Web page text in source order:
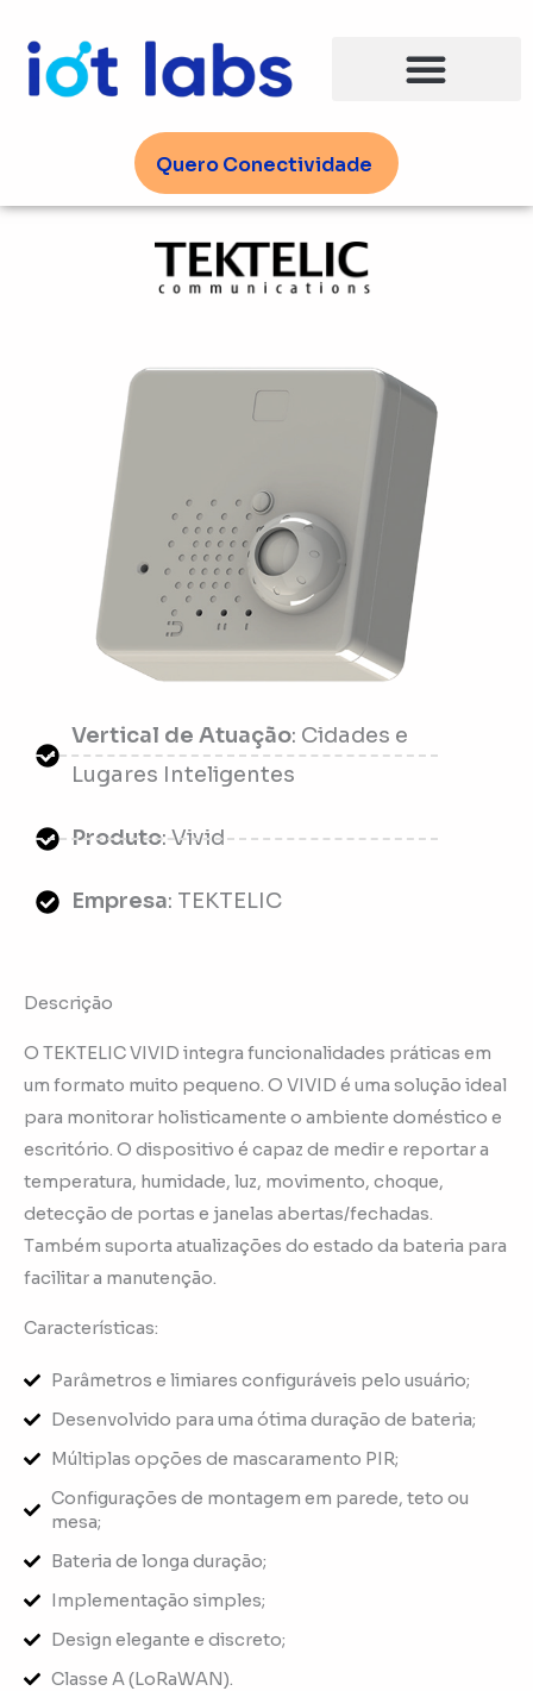
para
Quero Conectividade
Vertical de Atuação: Cidades e
Lugares Inteligentes
Produto: Vivid
Empresa: TEKTELIC
Descrição
O TEKTELIC VIVID integra funcionalidades práticas em
um formato muito pequeno. O VIVID é uma solução ideal
para monitorar holisticamente o ambiente doméstico e
escritório. O dispositivo é capaz de medir e reportar a
temperatura, humidade, luz, movimento, choque,
detecção de portas e janelas abertas/fechadas.
Também suporta atualizações do estado da bateria para
facilitar a manutenção.
Características:
Parâmetros e limiares configuráveis pelo usuário;
Desenvolvido para uma ótima duração de bateria;
Múltiplas opções de mascaramento PIR;
Configurações de montagem em parede, teto ou
mesa;
Bateria de longa duração;
Implementação simples;
Design elegante e discreto;
Classe A (LoRaWAN).